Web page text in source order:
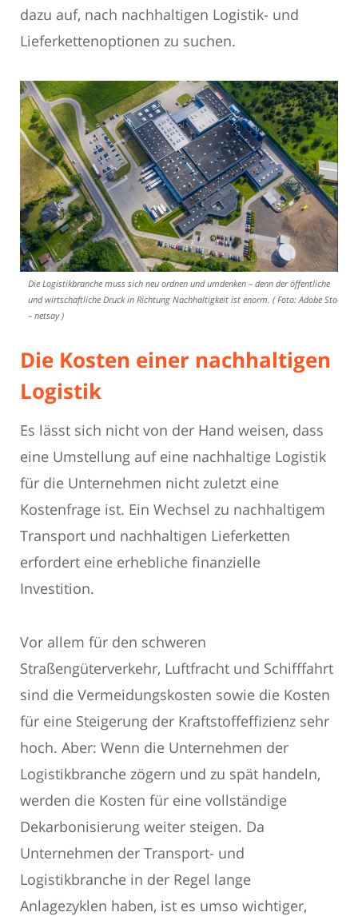
dazu auf, nach nachhaltigen Logistik- und
Lieferkettenoptionen zu suchen.
Die Logistikbranche muss sich neu ordnen und umdenken – denn der öffentliche
und wirtschaftliche Druck in Richtung Nachhaltigkeit ist enorm. ( Foto: Adobe Stock
– netsay )
Die Kosten einer nachhaltigen
Logistik
Es lässt sich nicht von der Hand weisen, dass
eine Umstellung auf eine nachhaltige Logistik
für die Unternehmen nicht zuletzt eine
Kostenfrage ist. Ein Wechsel zu nachhaltigem
Transport und nachhaltigen Lieferketten
erfordert eine erhebliche finanzielle
Investition.
Vor allem für den schweren
Straßengüterverkehr, Luftfracht und Schifffahrt
sind die Vermeidungskosten sowie die Kosten
für eine Steigerung der Kraftstoffeffizienz sehr
hoch. Aber: Wenn die Unternehmen der
Logistikbranche zögern und zu spät handeln,
werden die Kosten für eine vollständige
Dekarbonisierung weiter steigen. Da
Unternehmen der Transport- und
Logistikbranche in der Regel lange
Anlagezyklen haben, ist es umso wichtiger,